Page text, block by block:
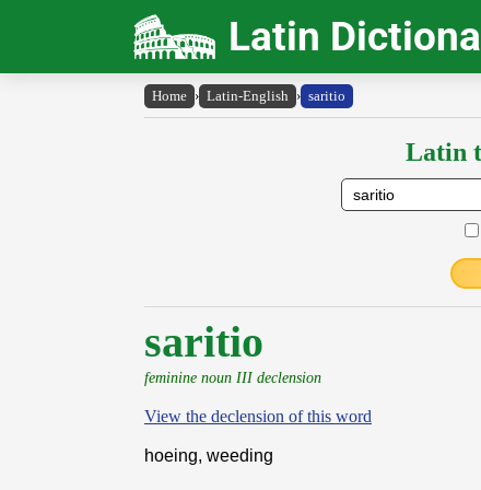
Latin
Home › Latin-English › saritio
Latin
saritio
feminine noun III declension
View the declension of this word
hoeing, weeding